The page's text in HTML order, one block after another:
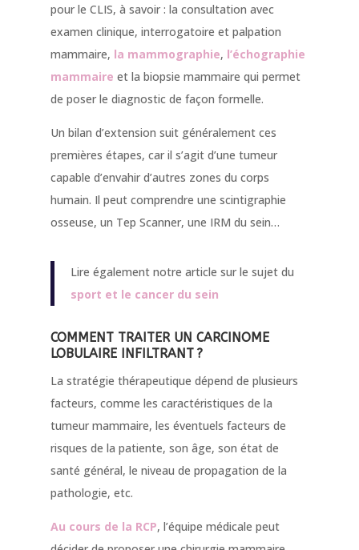
pour le CLIS, à savoir : la consultation avec
examen clinique, interrogatoire et palpation
mammaire, la mammographie, l’échographie
mammaire et la biopsie mammaire qui permet
de poser le diagnostic de façon formelle.
Un bilan d’extension suit généralement ces
premières étapes, car il s’agit d’une tumeur
capable d’envahir d’autres zones du corps
humain. Il peut comprendre une scintigraphie
osseuse, un Tep Scanner, une IRM du sein…
Lire également notre article sur le sujet du
sport et le cancer du sein
COMMENT TRAITER UN CARCINOME
LOBULAIRE INFILTRANT ?
La stratégie thérapeutique dépend de plusieurs
facteurs, comme les caractéristiques de la
tumeur mammaire, les éventuels facteurs de
risques de la patiente, son âge, son état de
santé général, le niveau de propagation de la
pathologie, etc.
Au cours de la RCP, l’équipe médicale peut